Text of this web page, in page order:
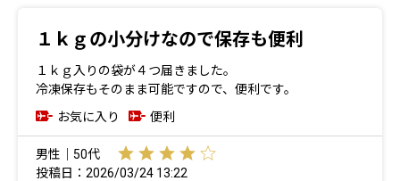
１ｋｇの小分けなので保存も便利
１ｋｇ入りの袋が４つ届きました。
冷凍保存もそのまま可能ですので、便利です。
お気に入り
便利
男性｜50代
投稿日：2026/03/24 13:22